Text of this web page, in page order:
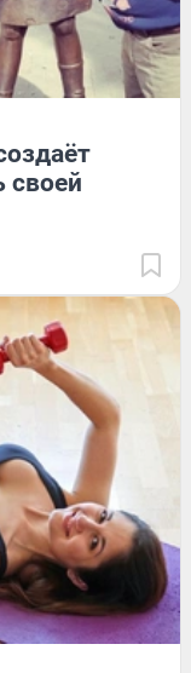
своей